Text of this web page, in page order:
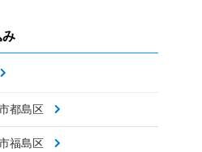
み
都島区
福島区